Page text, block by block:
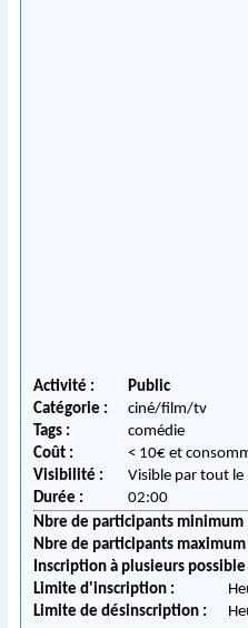
Activité :
Public
Catégorie :
ciné/film/tv
Tags :
comédie
Coût :
< 10€ et
Visibilité :
Visible par tout le
Durée :
02:00
Nbre de participants minimum
Nbre de participants maximum
Inscription à plusieurs possible
Limite d'inscription :
Limite de désinscription :